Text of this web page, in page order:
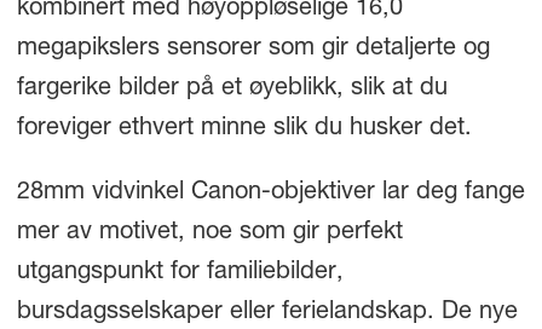
kombinert med høyoppløselige 16,0
megapikslers sensorer som gir detaljerte og
fargerike bilder på et øyeblikk, slik at du
foreviger ethvert minne slik du husker det.
28mm vidvinkel Canon-objektiver lar deg fange
mer av motivet, noe som gir perfekt
utgangspunkt for familiebilder,
bursdagsselskaper eller ferielandskap. De nye